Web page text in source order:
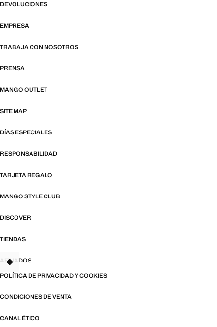
DEVOLUCIONES
EMPRESA
TRABAJA CON NOSOTROS
PRENSA
MANGO OUTLET
SITE MAP
DÍAS ESPECIALES
RESPONSABILIDAD
TARJETA REGALO
MANGO STYLE CLUB
DISCOVER
TIENDAS
AFILIADOS
POLÍTICA DE PRIVACIDAD Y COOKIES
CONDICIONES DE VENTA
CANAL ÉTICO